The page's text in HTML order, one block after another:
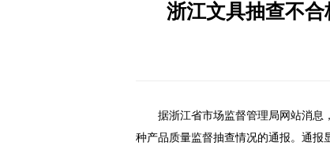
浙江文具抽查不
据浙江省市场监督管理局网站消息
种产品质量监督抽查情况的通报。通报